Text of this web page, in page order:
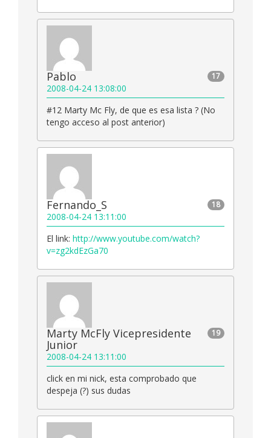
17
Pablo
2008-04-24 13:08:00
#12 Marty Mc Fly, de que es esa lista ? (No
tengo acceso al post anterior)
18
Fernando_S
2008-04-24 13:11:00
El link: http://www.youtube.com/watch?
v=zg2kdEzGa70
19
Marty McFly Vicepresidente
Junior
2008-04-24 13:11:00
click en mi nick, esta comprobado que
despeja (?) sus dudas